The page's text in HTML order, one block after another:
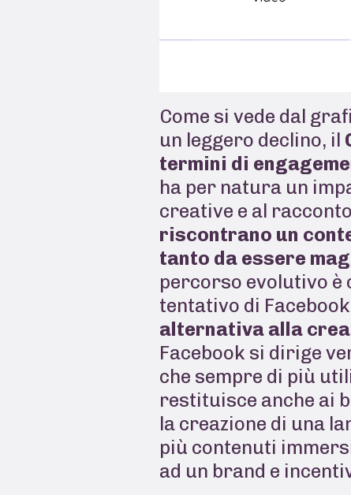
Come si vede dal
un leggero declino, il
termini di
ha per natura un
creative e al
riscontrano un
tanto da essere
percorso evolutivo è
tentativo di
alternativa alla
Facebook si dirige
che sempre di più
restituisce anche ai
la creazione di una
più contenuti
ad un brand e